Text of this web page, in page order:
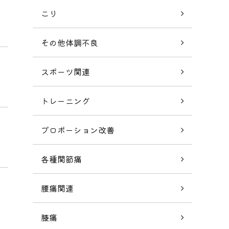
こり
その他体調不良
スポーツ関連
トレーニング
プロポーション改善
各種関節痛
腰痛関連
膝痛